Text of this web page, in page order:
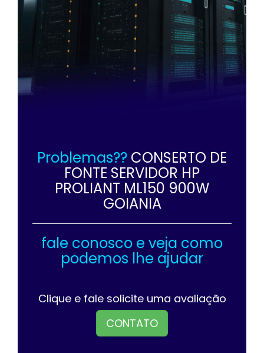
Problemas?? CONSERTO DE
FONTE SERVIDOR HP
PROLIANT ML150 900W
GOIANIA
fale conosco e veja como
podemos lhe ajudar
Clique e fale solicite uma avaliação
CONTATO